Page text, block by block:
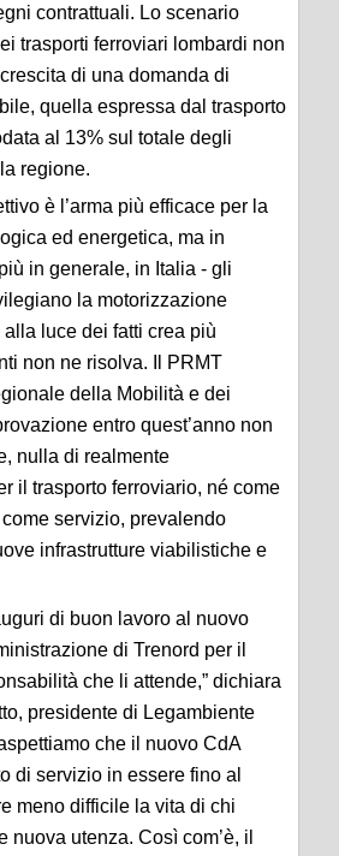
contrattuali. Lo scenario
trasporti ferroviari lombardi non
di una domanda di
quella espressa dal trasporto
al 13% sul totale degli
regione.
è l’arma più efficace per la
ed energetica, ma in
in generale, in Italia - gli
la motorizzazione
luce dei fatti crea più
non ne risolva. Il PRMT
della Mobilità e dei
entro quest’anno non
nulla di realmente
il trasporto ferroviario, né come
servizio, prevalendo
infrastrutture viabilistiche e
di buon lavoro al nuovo
di Trenord per il
che li attende,” dichiara
presidente di Legambiente
che il nuovo CdA
di servizio in essere fino al
meno difficile la vita di chi
nuova utenza. Così com’è, il